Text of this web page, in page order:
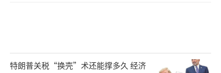
特朗普关税“换壳”术还能撑多久 经济